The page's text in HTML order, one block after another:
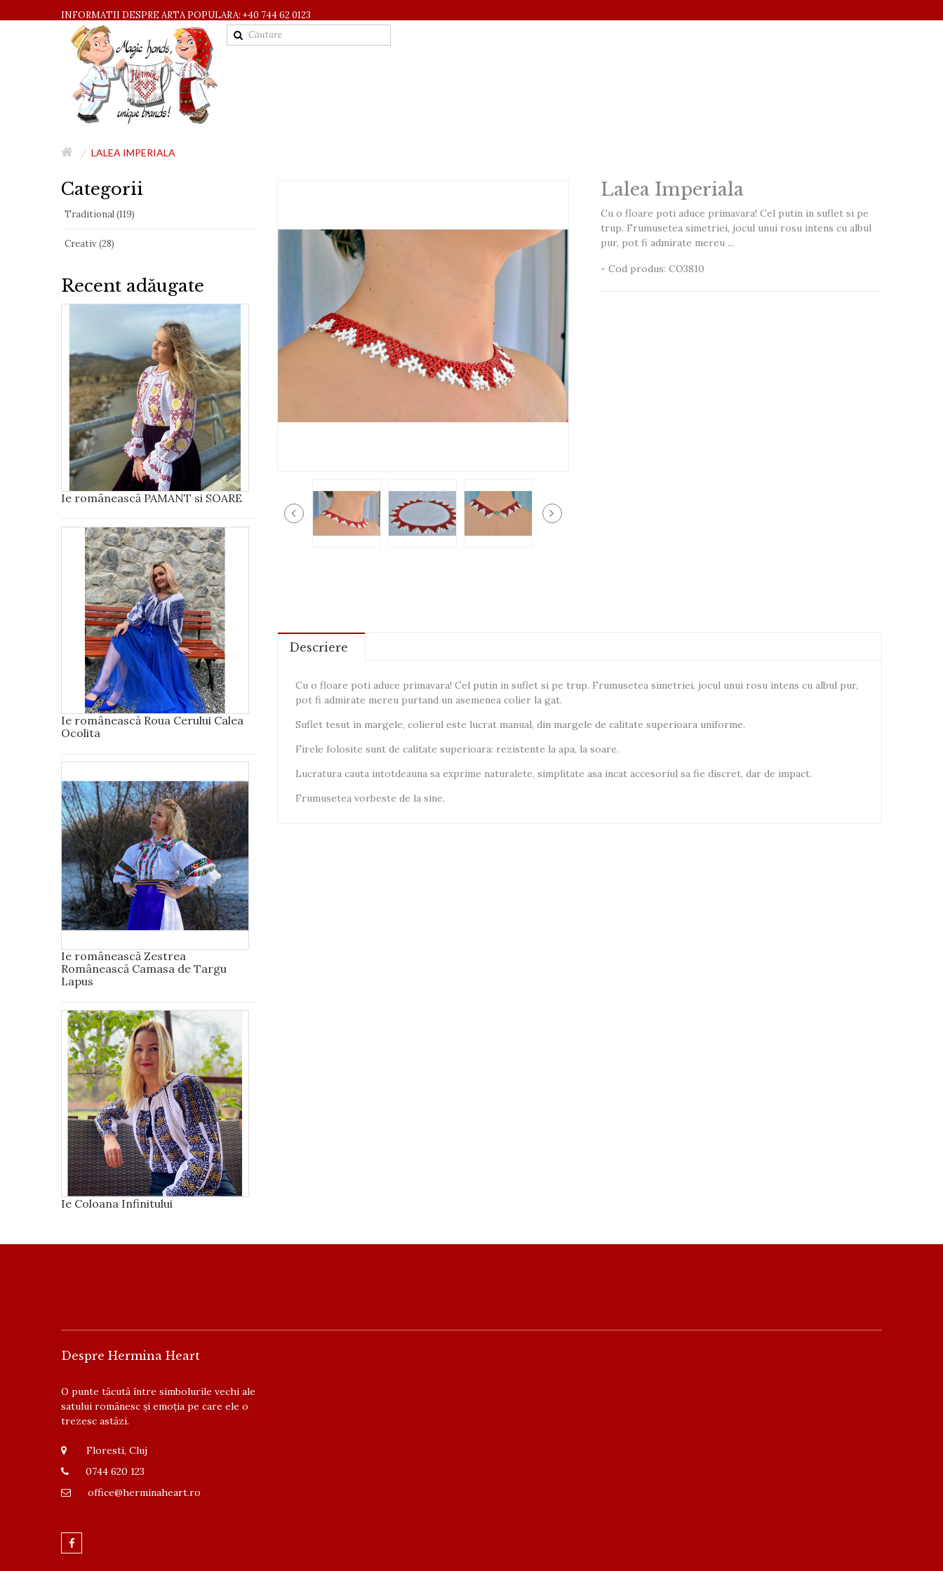
INFORMATII DESPRE ARTA POPULARA: +40 744 62 0123
LALEA IMPERIALA
Categorii
Traditional (119)
Creativ (28)
Recent adăugate
Ie românească PAMANT si SOARE
Ie românească Roua Cerului Calea
Ocolita
Ie românească Zestrea
Românească Camasa de Targu
Lapus
Ie Coloana Infinitului
Lalea Imperiala
Cu o floare poti aduce primavara! Cel putin in suflet si pe
trup. Frumusetea simetriei, jocul unui rosu intens cu albul
pur, pot fi admirate mereu ...
- Cod produs: CO3810
Descriere
Cu o floare poti aduce primavara! Cel putin in suflet si pe trup. Frumusetea simetriei, jocul unui rosu intens cu albul pur,
pot fi admirate mereu purtand un asemenea colier la gat.
Suflet tesut in margele, colierul este lucrat manual, din margele de calitate superioara uniforme.
Firele folosite sunt de calitate superioara: rezistente la apa, la soare.
Lucratura cauta intotdeauna sa exprime naturalete, simplitate asa incat accesoriul sa fie discret, dar de impact.
Frumusetea vorbeste de la sine.
Despre Hermina Heart
O punte tăcută între simbolurile vechi ale
satului românesc și emoția pe care ele o
trezesc astăzi.
Floresti, Cluj
0744 620 123
office@herminaheart.ro